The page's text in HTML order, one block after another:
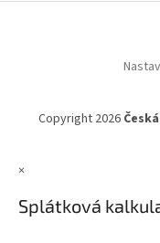
Copyright 2026
×
Splátková